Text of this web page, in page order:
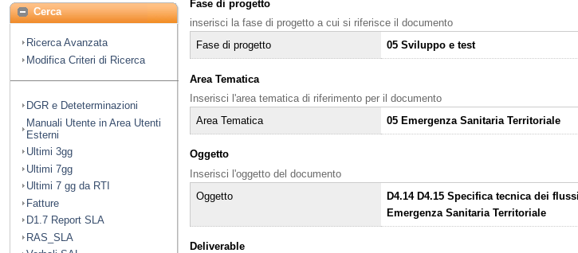
Cerca
Ricerca Avanzata
Modifica Criteri di Ricerca
DGR e Deteterminazioni
Manuali Utente in Area Utenti
Esterni
Ultimi 3gg
Ultimi 7gg
Ultimi 7 gg da RTI
Fatture
D1.7 Report SLA
RAS_SLA
Fase di progetto
inserisci la fase di progetto a cui si riferisce il documento
Fase di progetto
05 Sviluppo e test
Area Tematica
Inserisci l'area tematica di riferimento per il documento
Area Tematica
05 Emergenza Sanitaria Territoriale
Oggetto
Inserisci l'oggetto del documento
Oggetto
D4.14 D4.15 Specifica tecnica dei
Emergenza Sanitaria Territoriale
Deliverable